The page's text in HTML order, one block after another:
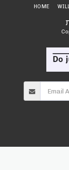
HOME